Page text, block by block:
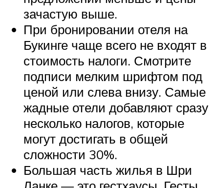
зачастую выше.
При бронировании отеля на
Букинге чаще всего не входят в
стоимость налоги. Смотрите
подписи мелким шрифтом под
ценой или слева внизу. Самые
жадные отели добавляют сразу
несколько налогов, которые
могут достигать в общей
сложности 30%.
Большая часть жилья в Шри